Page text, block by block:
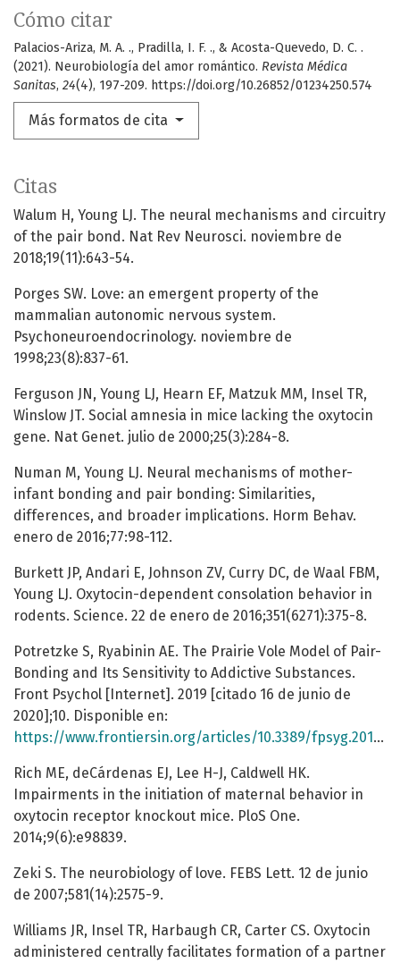
Cómo citar
Palacios-Ariza, M. A. ., Pradilla, I. F. ., & Acosta-Quevedo, D. C. .
(2021). Neurobiología del amor romántico. Revista Médica
Sanitas, 24(4), 197-209. https://doi.org/10.26852/01234250.574
Más formatos de cita
Citas
Walum H, Young LJ. The neural mechanisms and circuitry
of the pair bond. Nat Rev Neurosci. noviembre de
2018;19(11):643-54.
Porges SW. Love: an emergent property of the
mammalian autonomic nervous system.
Psychoneuroendocrinology. noviembre de
1998;23(8):837-61.
Ferguson JN, Young LJ, Hearn EF, Matzuk MM, Insel TR,
Winslow JT. Social amnesia in mice lacking the oxytocin
gene. Nat Genet. julio de 2000;25(3):284-8.
Numan M, Young LJ. Neural mechanisms of mother-
infant bonding and pair bonding: Similarities,
differences, and broader implications. Horm Behav.
enero de 2016;77:98-112.
Burkett JP, Andari E, Johnson ZV, Curry DC, de Waal FBM,
Young LJ. Oxytocin-dependent consolation behavior in
rodents. Science. 22 de enero de 2016;351(6271):375-8.
Potretzke S, Ryabinin AE. The Prairie Vole Model of Pair-
Bonding and Its Sensitivity to Addictive Substances.
Front Psychol [Internet]. 2019 [citado 16 de junio de
2020];10. Disponible en:
https://www.frontiersin.org/articles/10.3389/fpsyg.2019.02477/full
Rich ME, deCárdenas EJ, Lee H-J, Caldwell HK.
Impairments in the initiation of maternal behavior in
oxytocin receptor knockout mice. PloS One.
2014;9(6):e98839.
Zeki S. The neurobiology of love. FEBS Lett. 12 de junio
de 2007;581(14):2575-9.
Williams JR, Insel TR, Harbaugh CR, Carter CS. Oxytocin
administered centrally facilitates formation of a partner